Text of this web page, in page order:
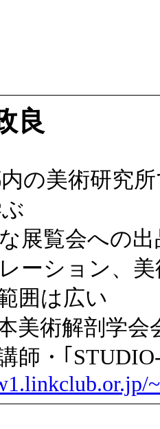
良
内の美術研究
展覧会への
ーション、
囲は広い
美術解剖学会
師・｢